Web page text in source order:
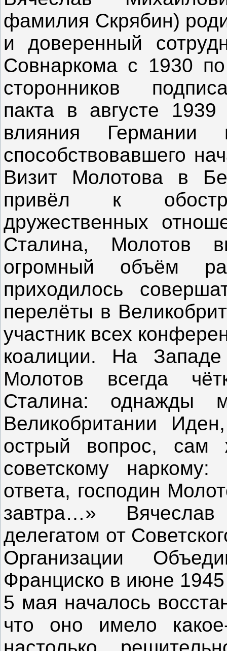
фамилия Скрябин)
и доверенный
Совнаркома с 1930
сторонников
пакта в августе
влияния
способствовавшего
Визит Молотова в
привёл к
дружественных
Сталина, Молотов
огромный объём
приходилось
перелёты в
участник всех
коалиции. На
Молотов всегда
Сталина: однажды
Великобритании
острый вопрос,
советскому
ответа, господин
завтра…»
делегатом от
Организации
Франциско в июне
5 мая началось
что оно имело